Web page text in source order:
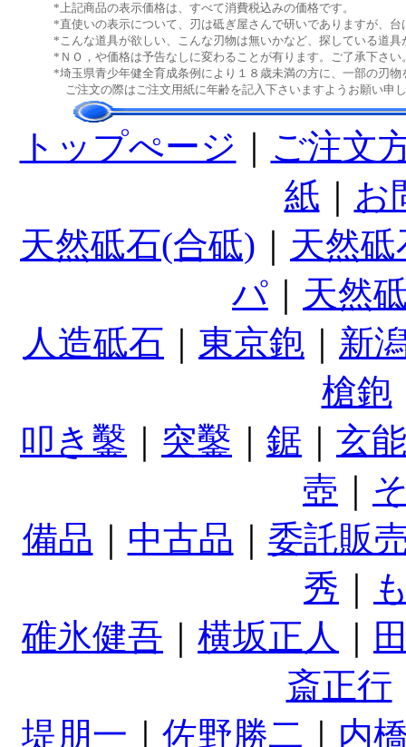
*上記商品の表示価格は、すべて消費税込みの価格です。
*直使いの表示について、刃は砥ぎ屋さんで研いでありますが、
*こんな道具が欲しい、こんな刃物は無いかなど、探している道
*ＮＯ，や価格は予告なしに変わることが有ります。ご了承下さい
*埼玉県青少年健全育成条例により１８歳未満の方に、一部の刃
ご注文の際はご注文用紙に年齢を記入下さいますようお願い申
トップぺージ
ご注文
紙
お
天然砥石(合砥)
天然
パ
天然
人造砥石
東京鉋
新
槍鉋
叩き鑿
突鑿 鋸
玄能
壺
備品
中古品
委託販
秀
碓氷健吾
横坂正人
斎正行
堤朋一
佐野勝二 内